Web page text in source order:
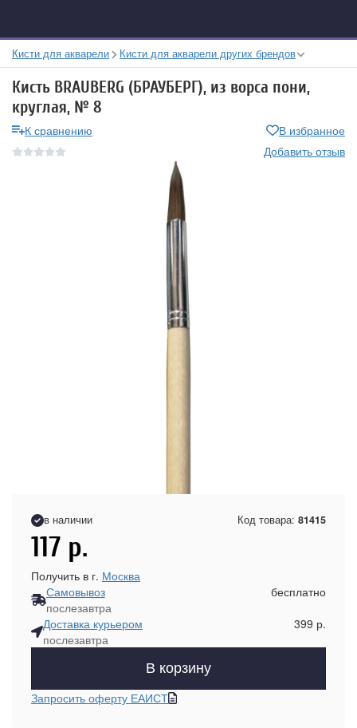
Кисти для акварели Кисти для акварели других брендов
Кисть BRAUBERG (БРАУБЕРГ), из ворса пони,
круглая, № 8
К сравнению
В избранное
Добавить отзыв
в наличии Код товара: 81415
117 р.
Получить в г. Москва
Самовывоз
послезавтра
бесплатно
Доставка курьером
послезавтра
399 р.
В корзину
Запросить оферту ЕАИСТ